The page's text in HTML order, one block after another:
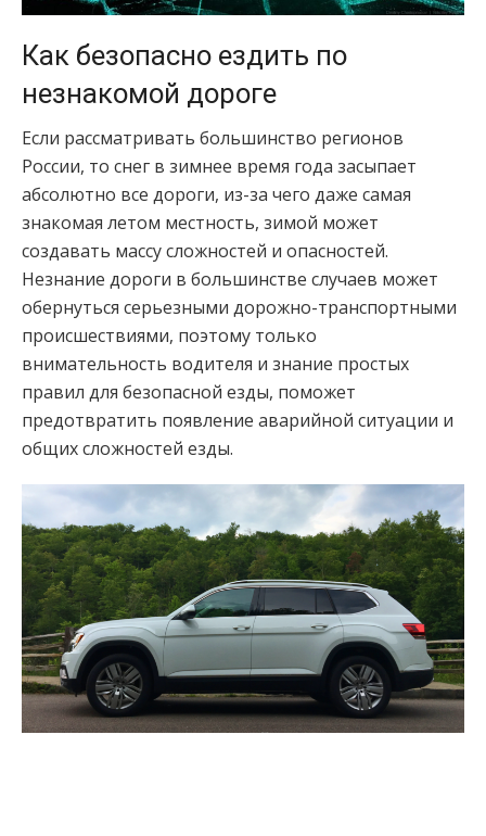
Как безопасно ездить по
незнакомой дороге
Если рассматривать большинство регионов
России, то снег в зимнее время года засыпает
абсолютно все дороги, из-за чего даже самая
знакомая летом местность, зимой может
создавать массу сложностей и опасностей.
Незнание дороги в большинстве случаев может
обернуться серьезными дорожно-транспортными
происшествиями, поэтому только
внимательность водителя и знание простых
правил для безопасной езды, поможет
предотвратить появление аварийной ситуации и
общих сложностей езды.